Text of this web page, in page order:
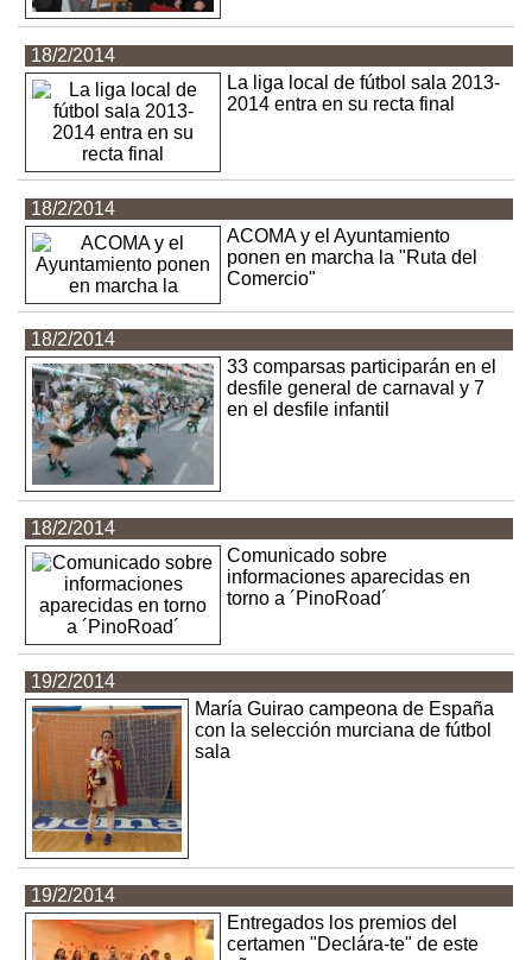
18/2/2014
La liga local de fútbol sala 2013-
2014 entra en su recta final
18/2/2014
ACOMA y el Ayuntamiento
ponen en marcha la "Ruta del
Comercio"
18/2/2014
33 comparsas participarán en el
desfile general de carnaval y 7
en el desfile infantil
18/2/2014
Comunicado sobre
informaciones aparecidas en
torno a ´PinoRoad´
19/2/2014
María Guirao campeona de España
con la selección murciana de fútbol
sala
19/2/2014
Entregados los premios del
certamen "Declára-te" de este